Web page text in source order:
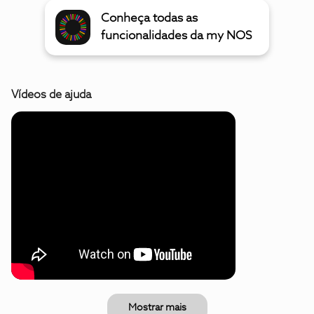
Conheça todas as
funcionalidades da my NOS
Vídeos de ajuda
Mostrar mais